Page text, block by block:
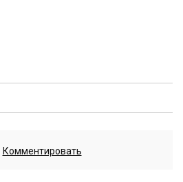
Комментировать